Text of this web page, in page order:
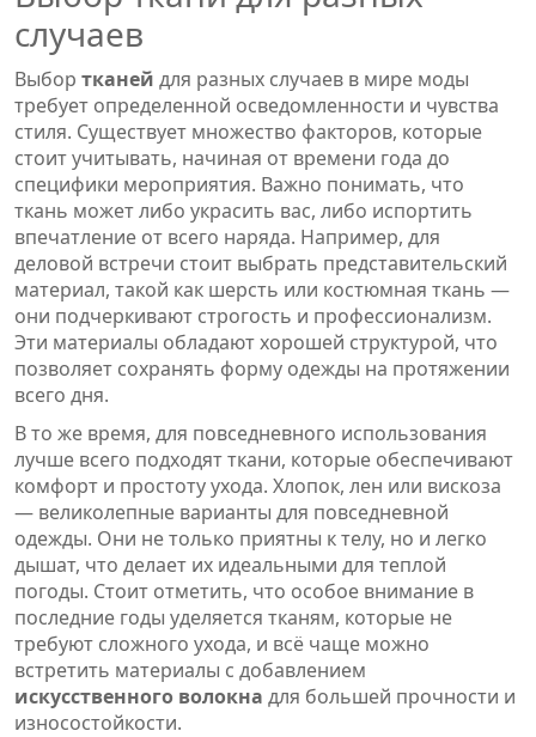
случаев
Выбор тканей для разных случаев в мире моды
требует определенной осведомленности и чувства
стиля. Существует множество факторов, которые
стоит учитывать, начиная от времени года до
специфики мероприятия. Важно понимать, что
ткань может либо украсить вас, либо испортить
впечатление от всего наряда. Например, для
деловой встречи стоит выбрать представительский
материал, такой как шерсть или костюмная ткань —
они подчеркивают строгость и профессионализм.
Эти материалы обладают хорошей структурой, что
позволяет сохранять форму одежды на протяжении
всего дня.
В то же время, для повседневного использования
лучше всего подходят ткани, которые обеспечивают
комфорт и простоту ухода. Хлопок, лен или вискоза
— великолепные варианты для повседневной
одежды. Они не только приятны к телу, но и легко
дышат, что делает их идеальными для теплой
погоды. Стоит отметить, что особое внимание в
последние годы уделяется тканям, которые не
требуют сложного ухода, и всё чаще можно
встретить материалы с добавлением
искусственного волокна для большей прочности и
износостойкости.